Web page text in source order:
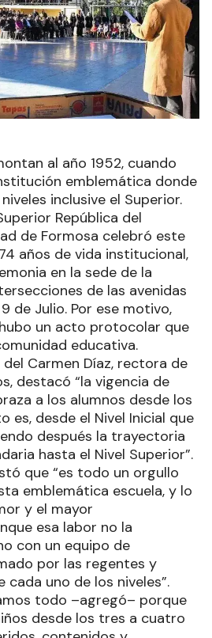
al año 1952, cuando
emblemática donde
inclusive el Superior.
República del
de Formosa celebró este
años de vida institucional,
en la sede de la
de las avenidas
de Julio. Por ese motivo,
un acto protocolar que
educativa.
Carmen Díaz, rectora de
destacó “la vigencia de
a los alumnos desde los
es, desde el Nivel Inicial que
después la trayectoria
hasta el Nivel Superior”.
que “es todo un orgullo
emblemática escuela, y lo
y el mayor
esa labor no la
con un equipo de
por las regentes y
uno de los niveles”.
todo –agregó– porque
desde los tres a cuatro